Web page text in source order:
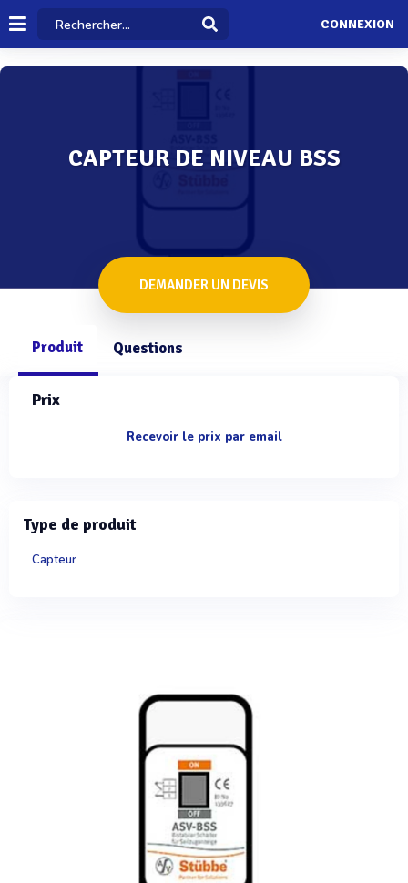
CONNEXION
CAPTEUR DE NIVEAU BSS
DEMANDER UN DEVIS
Produit Questions
Prix
Recevoir le prix par email
Type de produit
Capteur